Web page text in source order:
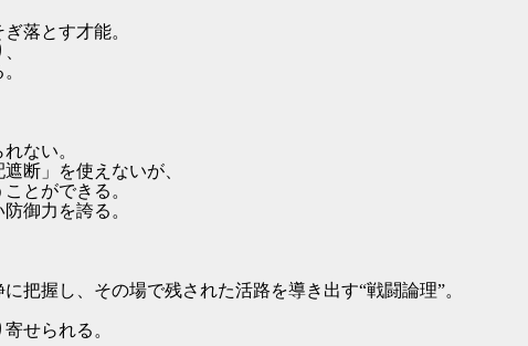
落とす才能。
ない。
断」を使えないが、
とができる。
御力を誇る。
把握し、その場で残された活路を導き出す“戦闘論理”。
せられる。